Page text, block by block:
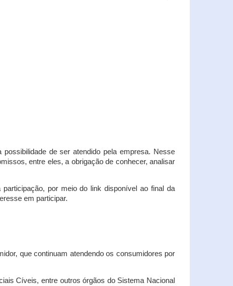
de ser atendido pela empresa. Nesse
entre eles, a obrigação de conhecer, analisar
por meio do link disponível ao final da
em participar.
que continuam atendendo os consumidores por
Cíveis, entre outros órgãos do Sistema Nacional